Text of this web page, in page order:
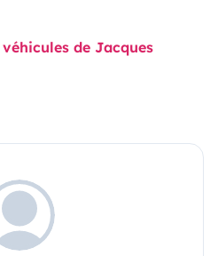
de Jacques